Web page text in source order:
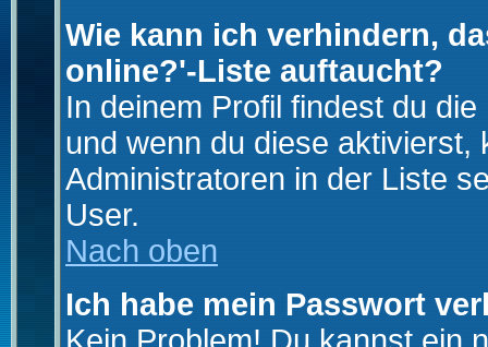
Wie kann ich verhindern,
online?'-Liste auftaucht?
In deinem Profil findest du
und wenn du diese aktivierst,
Administratoren in der Liste
User.
Nach oben
Ich habe mein Passwort